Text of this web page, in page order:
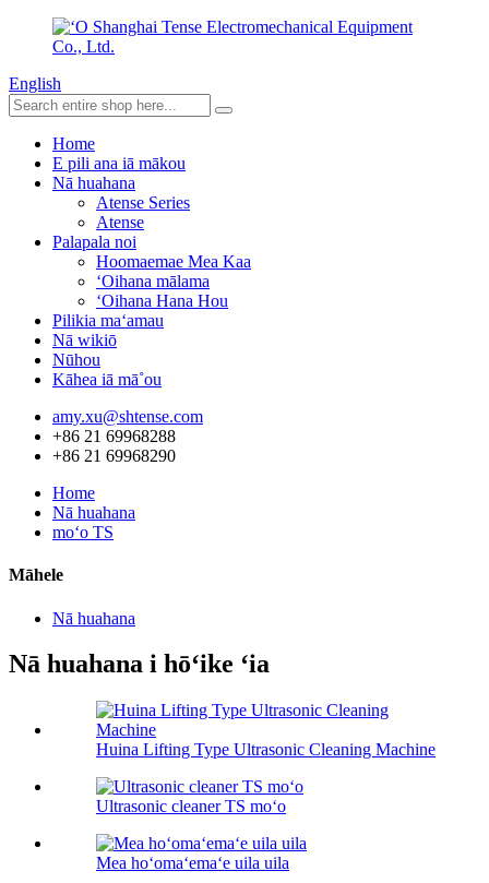
English
Home
E pili ana iā mākou
Nā huahana
Atense Series
Atense
Palapala noi
Hoomaemae Mea Kaa
ʻOihana mālama
ʻOihana Hana Hou
Pilikia maʻamau
Nā wikiō
Nūhou
Kāhea iā mā˚ou
amy.xu@shtense.com
+86 21 69968288
+86 21 69968290
Home
Nā huahana
moʻo TS
Māhele
Nā huahana
Nā huahana i hōʻike ʻia
Huina Lifting Type Ultrasonic Cleaning Machine
Ultrasonic cleaner TS moʻo
Mea hoʻomaʻemaʻe uila uila